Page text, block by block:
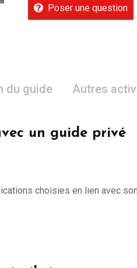
Poser une question
du guide Autres
un guide privé
choisies en lien avec